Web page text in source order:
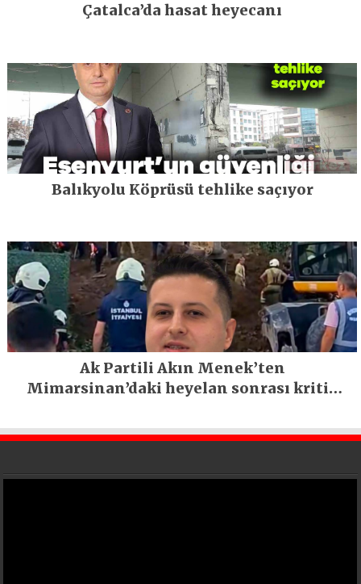
Çatalca’da hasat heyecanı
Balıkyolu Köprüsü tehlike saçıyor
Ak Partili Akın Menek’ten
Mimarsinan’daki heyelan sonrası kritik